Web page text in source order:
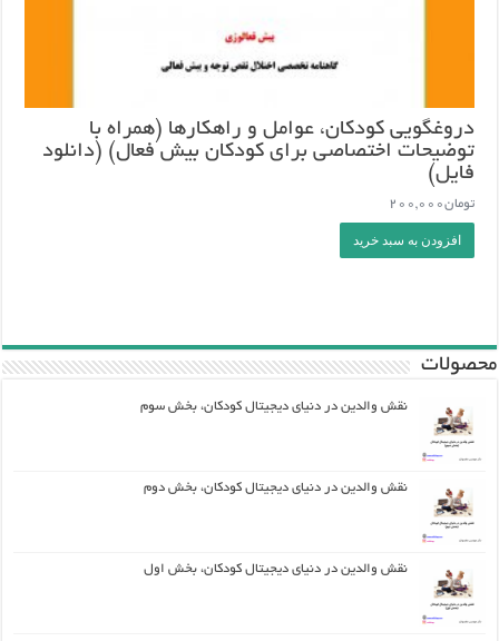
دروغگویی کودکان، عوامل و راهکارها (همراه با
توضیحات اختصاصی برای کودکان بیش فعال) (دانلود
فایل)
تومان200,000
افزودن به سبد خرید
محصولات
نقش والدین در دنیای دیجیتال کودکان، بخش سوم
نقش والدین در دنیای دیجیتال کودکان، بخش دوم
نقش والدین در دنیای دیجیتال کودکان، بخش اول